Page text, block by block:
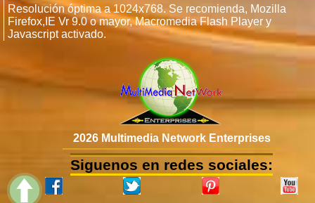
Resolución óptima a 1024x768. Se recomienda, Mozilla
Firefox,IE Vr 9.0 o mayor, Macromedia Flash Player y
Javascript activado.
2026 Multimedia Network Enterprises
Siguenos en redes sociales: